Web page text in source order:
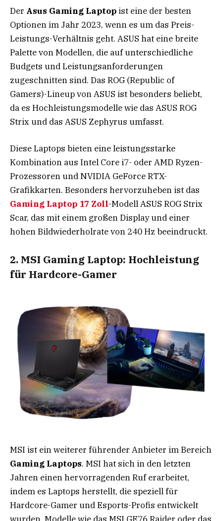
Der Asus Gaming Laptop ist eine der besten
Optionen im Jahr 2023, wenn es um das Preis-
Leistungs-Verhältnis geht. ASUS hat eine breite
Palette von Modellen, die auf unterschiedliche
Budgets und Leistungsanforderungen
zugeschnitten sind. Das ROG (Republic of
Gamers)-Lineup von ASUS ist besonders beliebt,
da es Hochleistungsmodelle wie das ASUS ROG
Strix und das ASUS Zephyrus umfasst.
Diese Laptops bieten eine leistungsstarke
Kombination aus Intel Core i7- oder AMD Ryzen-
Prozessoren und NVIDIA GeForce RTX-
Grafikkarten. Besonders hervorzuheben ist das
Gaming Laptop 17 Zoll-Modell ASUS ROG Strix
Scar, das mit einem großen Display und einer
hohen Bildwiederholrate von 240 Hz beeindruckt.
2. MSI Gaming Laptop: Hochleistung
für Hardcore-Gamer
MSI ist ein weiterer führender Anbieter im Bereich
Gaming Laptops. MSI hat sich in den letzten
Jahren einen hervorragenden Ruf erarbeitet,
indem es Laptops herstellt, die speziell für
Hardcore-Gamer und Esports-Profis entwickelt
wurden. Modelle wie das MSI GE76 Raider oder das